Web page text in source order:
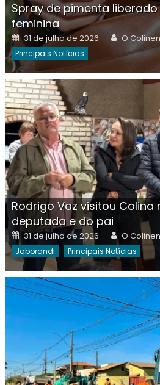
Spray de pimenta
feminina
Posted
on
31 de julho de 2026 Author
O
Principais Notícias
Rodrigo Vaz visitou
deputada e do pai
Posted
on
31 de julho de 2026 Author
O
Jaborandi Principais Notícias